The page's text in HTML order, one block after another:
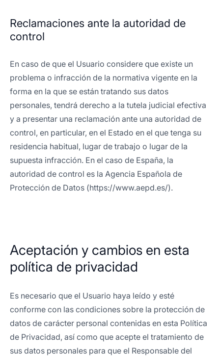
Reclamaciones ante la autoridad de
control
En caso de que el Usuario considere que existe un
problema o infracción de la normativa vigente en la
forma en la que se están tratando sus datos
personales, tendrá derecho a la tutela judicial efectiva
y a presentar una reclamación ante una autoridad de
control, en particular, en el Estado en el que tenga su
residencia habitual, lugar de trabajo o lugar de la
supuesta infracción. En el caso de España, la
autoridad de control es la Agencia Española de
Protección de Datos (https://www.aepd.es/).
Aceptación y cambios en esta
política de privacidad
Es necesario que el Usuario haya leído y esté
conforme con las condiciones sobre la protección de
datos de carácter personal contenidas en esta Política
de Privacidad, así como que acepte el tratamiento de
sus datos personales para que el Responsable del